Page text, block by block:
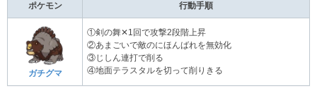
ポケモン 行動手順
ガチグマ
①剣の舞✕1回で攻撃2段階上昇
②あまごいで敵のにほんばれを無効化
③じしん連打で削る
④地面テラスタルを切って削りきる